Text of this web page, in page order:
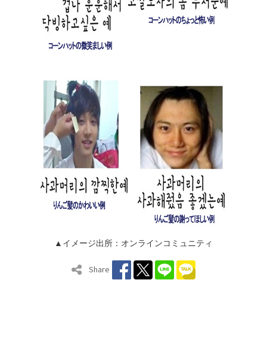
▲イメージ出所：オンラインコミュニティ
Share